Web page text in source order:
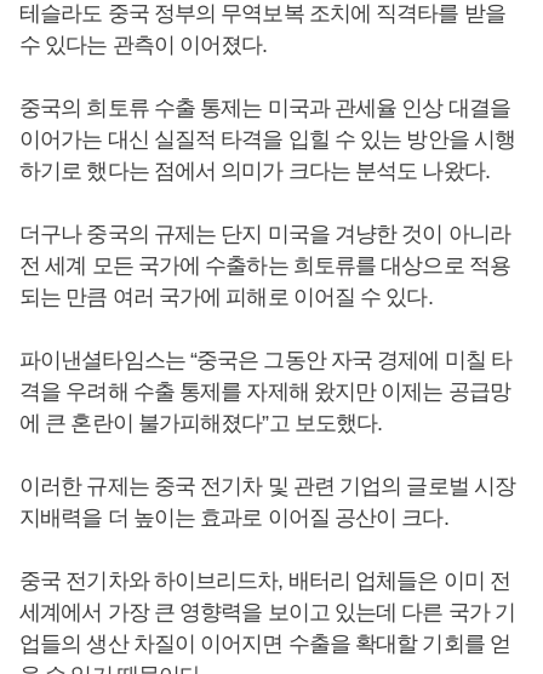
테슬라도 중국 정부의 무역보복 조치에 직격타를 받을
수 있다는 관측이 이어졌다.
중국의 희토류 수출 통제는 미국과 관세율 인상 대결을
이어가는 대신 실질적 타격을 입힐 수 있는 방안을 시행
하기로 했다는 점에서 의미가 크다는 분석도 나왔다.
더구나 중국의 규제는 단지 미국을 겨냥한 것이 아니라
전 세계 모든 국가에 수출하는 희토류를 대상으로 적용
되는 만큼 여러 국가에 피해로 이어질 수 있다.
파이낸셜타임스는 “중국은 그동안 자국 경제에 미칠 타
격을 우려해 수출 통제를 자제해 왔지만 이제는 공급망
에 큰 혼란이 불가피해졌다”고 보도했다.
이러한 규제는 중국 전기차 및 관련 기업의 글로벌 시장
지배력을 더 높이는 효과로 이어질 공산이 크다.
중국 전기차와 하이브리드차, 배터리 업체들은 이미 전
세계에서 가장 큰 영향력을 보이고 있는데 다른 국가 기
업들의 생산 차질이 이어지면 수출을 확대할 기회를 얻